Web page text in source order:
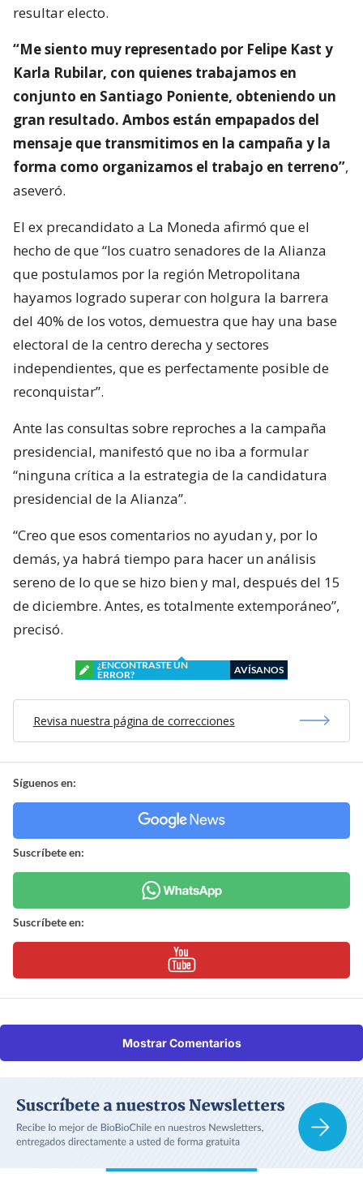
resultar electo.
“Me siento muy representado por Felipe Kast y
Karla Rubilar, con quienes trabajamos en
conjunto en Santiago Poniente, obteniendo un
gran resultado. Ambos están empapados del
mensaje que transmitimos en la campaña y la
forma como organizamos el trabajo en terreno”,
aseveró.
El ex precandidato a La Moneda afirmó que el
hecho de que “los cuatro senadores de la Alianza
que postulamos por la región Metropolitana
hayamos logrado superar con holgura la barrera
del 40% de los votos, demuestra que hay una base
electoral de la centro derecha y sectores
independientes, que es perfectamente posible de
reconquistar”.
Ante las consultas sobre reproches a la campaña
presidencial, manifestó que no iba a formular
“ninguna crítica a la estrategia de la candidatura
presidencial de la Alianza”.
“Creo que esos comentarios no ayudan y, por lo
demás, ya habrá tiempo para hacer un análisis
sereno de lo que se hizo bien y mal, después del 15
de diciembre. Antes, es totalmente extemporáneo”,
precisó.
¿ENCONTRASTE UN
ERROR?
AVÍSANOS
Revisa nuestra página de correcciones
Síguenos en:
Suscríbete en:
Suscríbete en:
Mostrar Comentarios